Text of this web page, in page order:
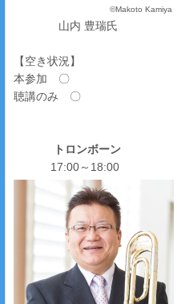
©Makoto Kamiya
山内 豊瑞氏
【空き状況】
本参加 〇
聴講のみ 〇
トロンボーン
17:00～18:00